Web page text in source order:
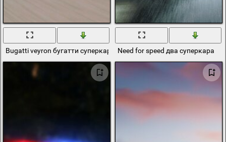
Bugatti veyron бугатти суперкар Need for speed два суперкара